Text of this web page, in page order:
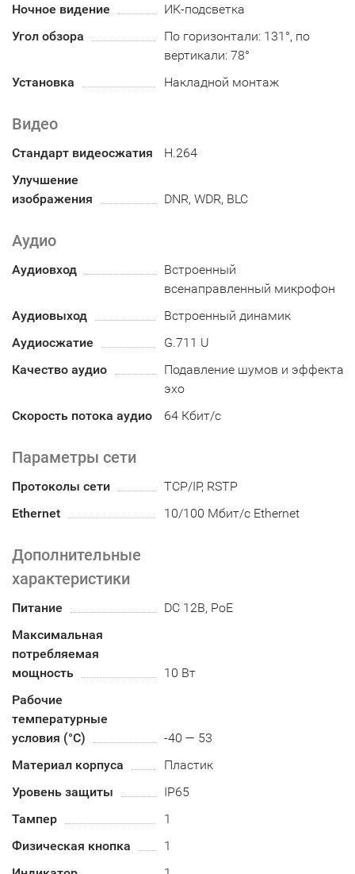
Ночное видение
ИК-подсветка
Угол обзора
По горизонтали: 131°, по
вертикали: 78°
Установка
Накладной монтаж
Видео
Стандарт видеосжатия
H.264
Улучшение
изображения
DNR, WDR, BLC
Аудио
Аудиовход
Встроенный
всенаправленный микрофон
Аудиовыход
Встроенный динамик
Аудиосжатие
G.711 U
Качество аудио
Подавление шумов и эффекта
эхо
Скорость потока аудио
64 Кбит/с
Параметры сети
Протоколы сети
TCP/IP, RSTP
Ethernet
10/100 Мбит/с Ethernet
Дополнительные
характеристики
Питание
DC 12В, PoE
Максимальная
потребляемая
мощность
10 Вт
Рабочие
температурные
условия (°С)
-40 — 53
Материал корпуса
Пластик
Уровень защиты
IP65
Тампер
1
Физическая кнопка
1